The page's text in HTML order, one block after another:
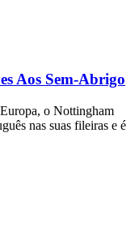
Aos Sem-Abrigo
o Nottingham
nas suas fileiras e é